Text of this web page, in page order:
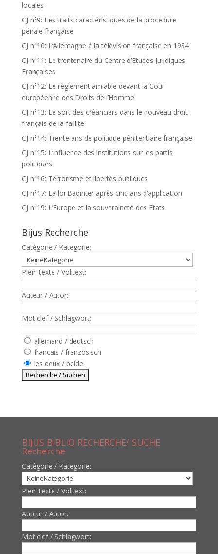
locales
CJ n°9: Les traits caractéristiques de la procedure
pénale française
CJ n°10: L’Allemagne à la télévision française en 1984
CJ n°11: Le trentenaire du Centre d’Etudes Juridiques
Françaises
CJ n°12: Le règlement amiable devant la Cour
européenne des Droits de l’Homme
CJ n°13: Le sort des créanciers dans le nouveau droit
français de la faillite
CJ n°14: Trente ans de politique pénitentiaire française
CJ n°15: L’influence des institutions sur les partis
politiques
CJ n°16: Terrorisme et libertés publiques
CJ n°17: La loi Badinter après cinq ans d’application
CJ n°19: L’Europe et la souveraineté des Etats
Bijus Recherche
Catègorie / Kategorie:
Plein texte / Volltext:
Auteur / Autor:
Mot clef / Schlagwort:
allemand / deutsch
francais / französisch
les deux / beide
BIJUS BIBLIO RECHERCHE/ SUCHE
Recherche
Catègorie / Kategorie:
Plein texte / Volltext:
Auteur / Autor:
Mot clef / Schlagwort: